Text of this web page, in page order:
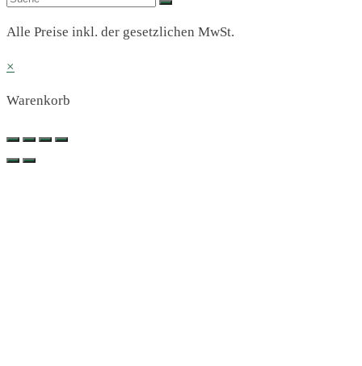
Alle Preise inkl. der gesetzlichen MwSt.
×
Warenkorb